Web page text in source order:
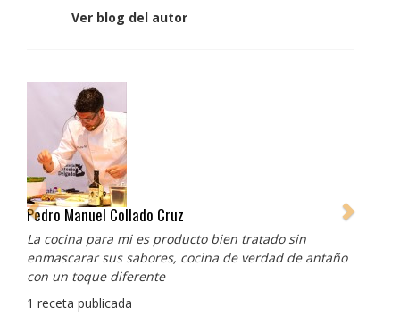
Ver blog del autor
Albert Adrià
Redes sociales:
https://www.instagram.com/enigma_albertadria/
https://www.instagram.com/albertadriaprojects/
3 recetas publicadas